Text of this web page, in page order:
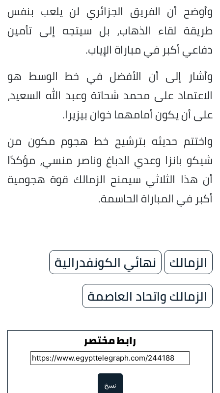
وأوضح أن الفريق الجزائري لن يلعب بنفس
طريقة لقاء الذهاب، بل سيتجه إلى تأمين
دفاعي أكبر في مباراة الإياب.
وأشار إلى أن الأفضل في خط الوسط هو
الاعتماد على محمد شحاتة وعبد الله السعيد،
على أن يكون أمامهما خوان بيزيرا.
واختتم حديثه بترشيح خط هجوم مكون من
شيكو بانزا وعدي الدباغ وناصر منسي، مؤكدًا
أن هذا الثلاثي سيمنح الزمالك قوة هجومية
أكبر في المباراة الحاسمة.
الزمالك
نهائي الكونفدرالية
الزمالك واتحاد العاصمة
رابط مختصر
نسخ